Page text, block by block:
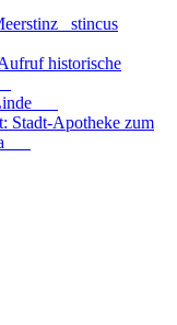
stincus
historische
Stadt-Apotheke zum